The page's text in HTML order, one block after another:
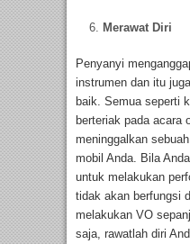
Merawat Diri
Penyanyi
instrumen dan itu
baik. Semua seperti
berteriak pada acara
meninggalkan
mobil Anda. Bila
untuk melakukan
tidak akan berfungsi
melakukan VO
saja, rawatlah diri